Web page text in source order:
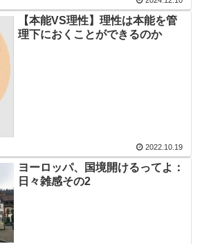
【本能VS理性】理性は本能を管
理下におくことができるのか
2022.10.19
ヨーロッパ、国境開けるってよ：
日々雑感その2